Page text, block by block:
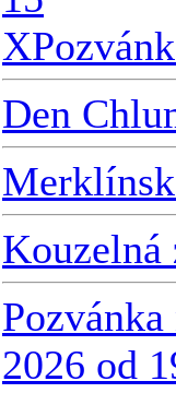
X
Den
Kouzelná
2026 od